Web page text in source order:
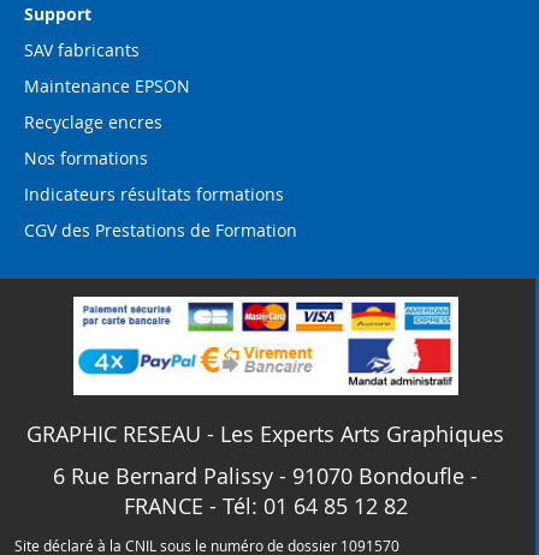
Support
SAV fabricants
Maintenance EPSON
Recyclage encres
Nos formations
Indicateurs résultats formations
CGV des Prestations de Formation
GRAPHIC RESEAU - Les Experts Arts Graphiques
6 Rue Bernard Palissy - 91070 Bondoufle -
FRANCE - Tél: 01 64 85 12 82
Site déclaré à la CNIL sous le numéro de dossier 1091570